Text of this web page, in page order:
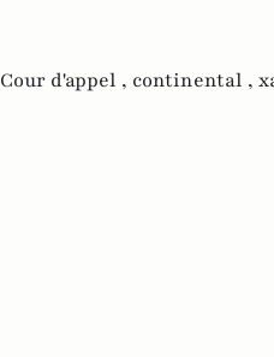
Cour d'appel , continental ,